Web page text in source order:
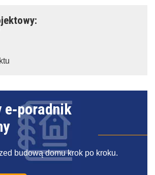
e‑poradnik
budową domu krok po kroku.